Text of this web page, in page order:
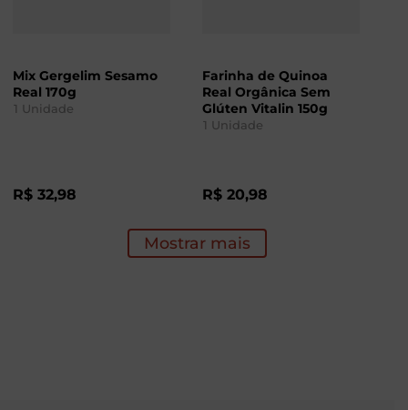
Mix Gergelim Sesamo
Real 170g
1 Unidade
R$ 32,98
Farinha de Quinoa
Real Orgânica Sem
Glúten Vitalin 150g
1 Unidade
R$ 20,98
Mostrar mais